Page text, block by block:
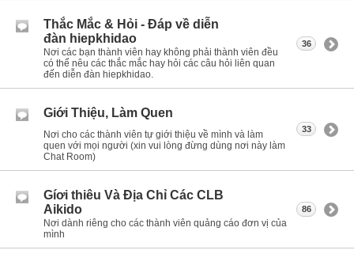
Thắc Mắc & Hỏi - Đáp về diễn
đàn hiepkhidao
Nơi các bạn thành viên hay không phải thành viên đều
có thể nêu các thắc mắc hay hỏi các câu hỏi liên quan
đến diễn đàn hiepkhidao.
36
Giới Thiệu, Làm Quen
Nơi cho các thành viên tự giới thiệu về mình và làm
quen với mọi người (xin vui lòng đừng dùng nơi này làm
Chat Room)
33
Gíơi thiêu Và Địa Chỉ Các CLB
Aikido
Nơi dành riêng cho các thành viên quảng cáo đơn vị của
mình
86